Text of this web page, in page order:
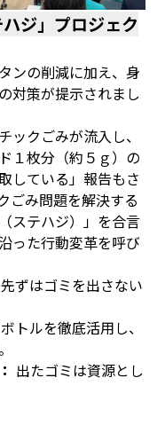
ジ」プロジェク
ンの削減に加え、身
対策が提示されまし
クごみが流入し、
１枚分（約５ｇ）の
している」報告もさ
ごみ問題を解決する
ステハジ）」を合言
った行動変革を呼び
先ずはゴミを出さない
トルを徹底活用し、
出たゴミは資源とし